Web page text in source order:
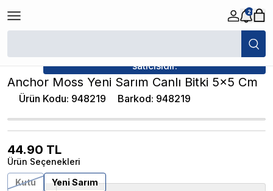
2
/
satıcısıdır.
Anchor Moss Yeni Sarım Canlı Bitki 5x5 Cm
Ürün Kodu: 948219 Barkod: 948219
44.90 TL
Ürün Seçenekleri
Kutu
Yeni Sarım